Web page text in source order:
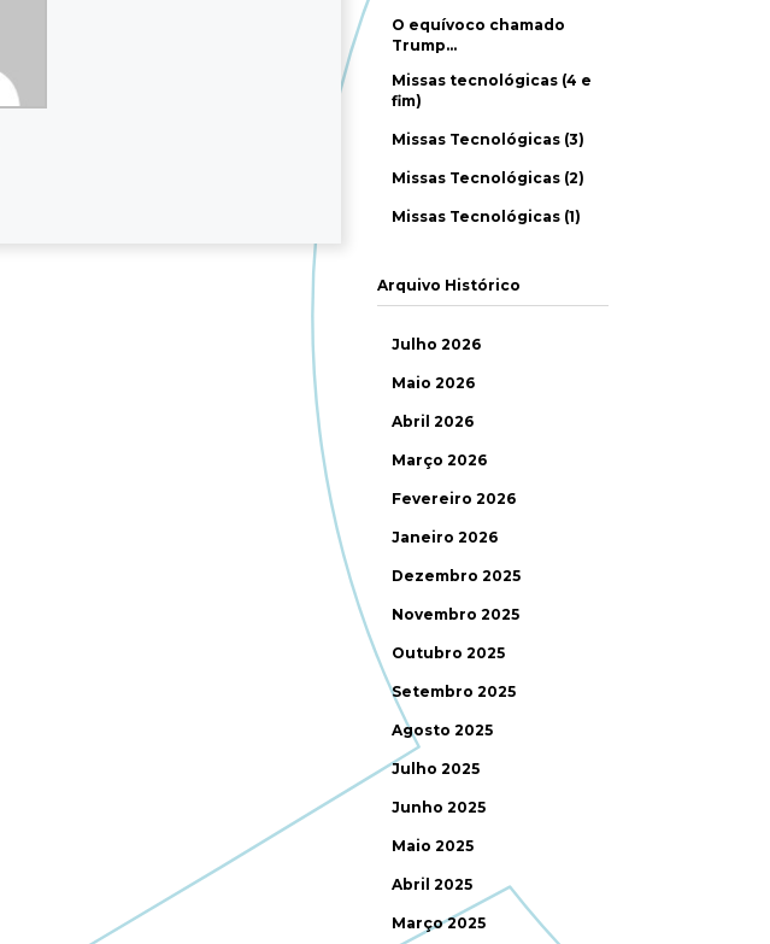
O equívoco chamado
Trump…
Missas tecnológicas (4 e
fim)
Missas Tecnológicas (3)
Missas Tecnológicas (2)
Missas Tecnológicas (1)
Arquivo Histórico
Julho 2026
Maio 2026
Abril 2026
Março 2026
Fevereiro 2026
Janeiro 2026
Dezembro 2025
Novembro 2025
Outubro 2025
Setembro 2025
Agosto 2025
Julho 2025
Junho 2025
Maio 2025
Abril 2025
Março 2025